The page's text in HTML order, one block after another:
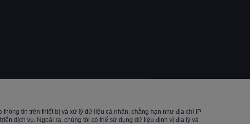
tin trên thiết bị và xử lý dữ liệu cá nhân, chẳng hạn như địa chỉ IP
dịch vụ. Ngoài ra, chúng tôi có thể sử dụng dữ liệu định vị địa lý và